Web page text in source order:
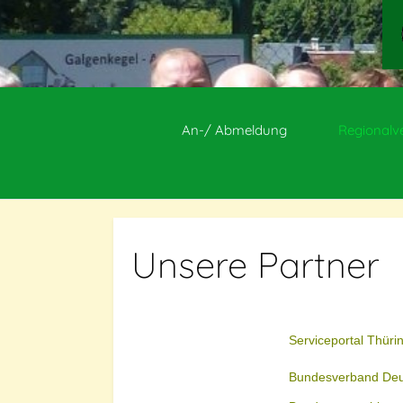
An-/ Abmeldung
Unsere Partner
Serviceportal
Bundesverband